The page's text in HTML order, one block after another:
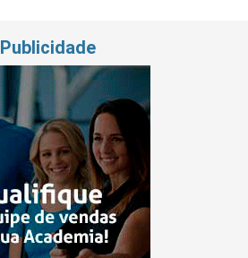
Publicidade